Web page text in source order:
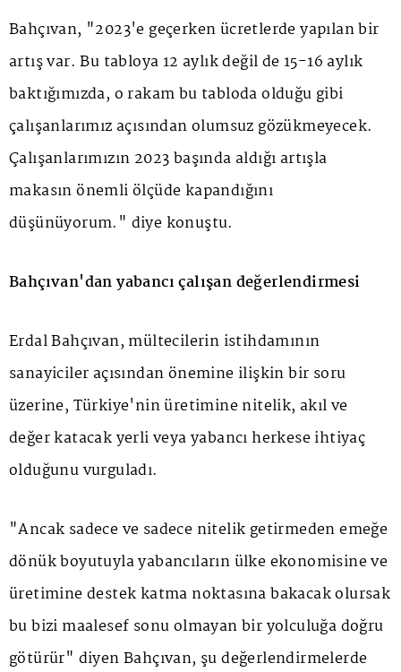
Bahçıvan, "2023'e geçerken ücretlerde yapılan bir
artış var. Bu tabloya 12 aylık değil de 15-16 aylık
baktığımızda, o rakam bu tabloda olduğu gibi
çalışanlarımız açısından olumsuz gözükmeyecek.
Çalışanlarımızın 2023 başında aldığı artışla
makasın önemli ölçüde kapandığını
düşünüyorum." diye konuştu.
Bahçıvan'dan yabancı çalışan değerlendirmesi
Erdal Bahçıvan, mültecilerin istihdamının
sanayiciler açısından önemine ilişkin bir soru
üzerine, Türkiye'nin üretimine nitelik, akıl ve
değer katacak yerli veya yabancı herkese ihtiyaç
olduğunu vurguladı.
"Ancak sadece ve sadece nitelik getirmeden emeğe
dönük boyutuyla yabancıların ülke ekonomisine ve
üretimine destek katma noktasına bakacak olursak
bu bizi maalesef sonu olmayan bir yolculuğa doğru
götürür" diyen Bahçıvan, şu değerlendirmelerde